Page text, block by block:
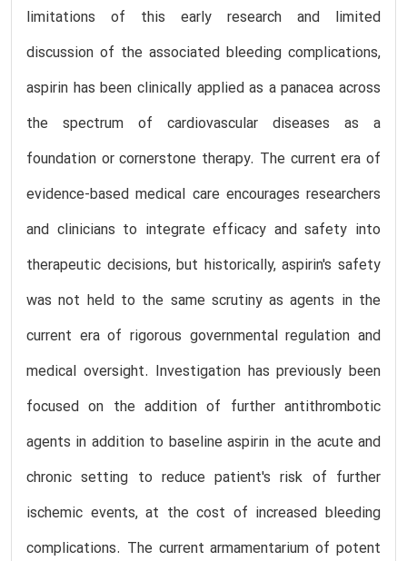
limitations of this early research and limited
discussion of the associated bleeding complications,
aspirin has been clinically applied as a panacea across
the spectrum of cardiovascular diseases as a
foundation or cornerstone therapy. The current era of
evidence-based medical care encourages researchers
and clinicians to integrate efficacy and safety into
therapeutic decisions, but historically, aspirin's safety
was not held to the same scrutiny as agents in the
current era of rigorous governmental regulation and
medical oversight. Investigation has previously been
focused on the addition of further antithrombotic
agents in addition to baseline aspirin in the acute and
chronic setting to reduce patient's risk of further
ischemic events, at the cost of increased bleeding
complications. The current armamentarium of potent